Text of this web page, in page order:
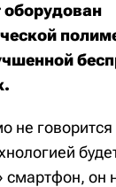
оборудован
не
он